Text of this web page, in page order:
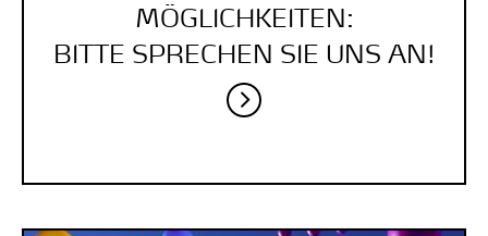
MÖGLICHKEITEN:
BITTE SPRECHEN SIE UNS AN!